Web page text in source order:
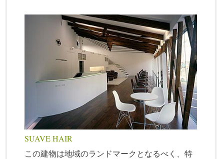
SUAVE HAIR
この建物は地域のランドマークとなるべく、特